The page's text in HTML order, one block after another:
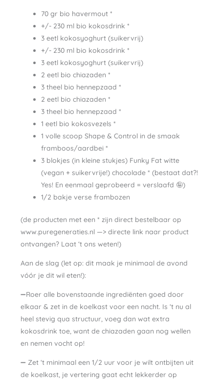
70 gr bio havermout *
+/- 230 ml bio kokosdrink *
3 eetl kokosyoghurt (suikervrij)
+/- 230 ml bio kokosdrink *
3 eetl kokosyoghurt (suikervrij)
2 eetl bio chiazaden *
3 theel bio hennepzaad *
2 eetl bio chiazaden *
3 theel bio hennepzaad *
1 eetl bio kokosvezels *
1 volle scoop Shape & Control in de smaak
framboos/aardbei *
3 blokjes (in kleine stukjes) Funky Fat witte
(vegan + suikervrije!) chocolade * (bestaat dat?!
Yes! En eenmaal geprobeerd = verslaafd 🤪)
1/2 bakje verse frambozen
(de producten met een * zijn direct bestelbaar op
www.puregeneraties.nl —> directe link naar product
ontvangen? Laat ‘t ons weten!)
Aan de slag (let op: dit maak je minimaal de avond
vóór je dit wil eten!):
➖Roer alle bovenstaande ingrediënten goed door
elkaar & zet in de koelkast voor een nacht. Is ‘t nu al
heel stevig qua structuur, voeg dan wat extra
kokosdrink toe, want de chiazaden gaan nog wellen
en nemen vocht op!
➖ Zet ‘t minimaal een 1/2 uur voor je wilt ontbijten uit
de koelkast, je vertering gaat echt lekkerder op